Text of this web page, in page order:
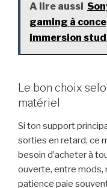
A lire aussi
gaming à
immersion
Le bon choix
matériel
Si ton support
sorties en retard, ce
besoin d’acheter à
ouverte, entre mods,
patience paie